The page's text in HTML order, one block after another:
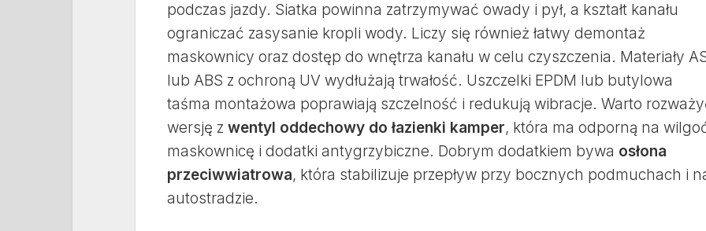
podczas jazdy. Siatka powinna zatrzymywać owady i pył, a kształt kanału
ograniczać zasysanie kropli wody. Liczy się również łatwy demontaż
maskownicy oraz dostęp do wnętrza kanału w celu czyszczenia. Materiały
lub ABS z ochroną UV wydłużają trwałość. Uszczelki EPDM lub butylowa
taśma montażowa poprawiają szczelność i redukują wibracje. Warto
wersję z wentyl oddechowy do łazienki kamper, która ma odporną na
maskownicę i dodatki antygrzybiczne. Dobrym dodatkiem bywa osłona
przeciwwiatrowa, która stabilizuje przepływ przy bocznych podmuchach i
autostradzie.